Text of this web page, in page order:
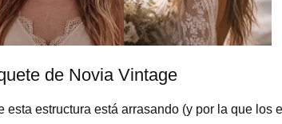
de Novia Vintage
esta estructura está arrasando (y por la que los